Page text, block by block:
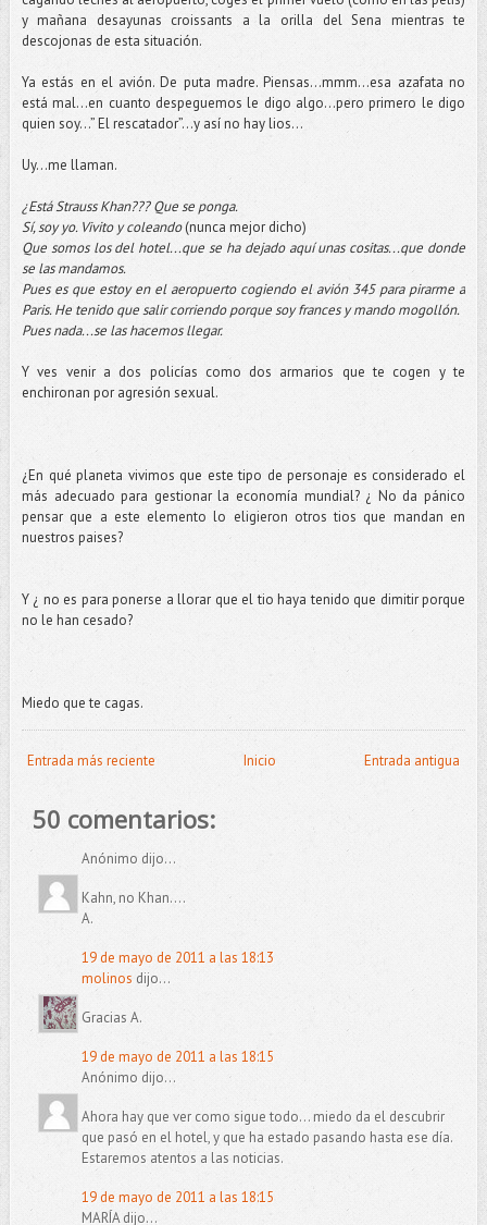
y mañana desayunas croissants a la orilla del Sena mientras te
descojonas de esta situación.
Ya estás en el avión. De puta madre. Piensas...mmm...esa azafata no
está mal…en cuanto despeguemos le digo algo…pero primero le digo
quien soy…” El rescatador”...y así no hay lios…
Uy...me llaman.
¿Está Strauss Khan??? Que se ponga.
Sí, soy yo. Vivito y coleando(nunca mejor dicho)
Que somos los del hotel...que se ha dejado aquí unas cositas...que donde
se las mandamos.
Pues es que estoy en el aeropuerto cogiendo el avión 345 para pirarme a
Paris. He tenido que salir corriendo porque soy frances y mando mogollón.
Pues nada...se las hacemos llegar.
Y ves venir a dos policías como dos armarios que te cogen y te
enchironan por agresión sexual.
¿En qué planeta vivimos que este tipo de personaje es considerado el
más adecuado para gestionar la economía mundial? ¿ No da pánico
pensar que a este elemento lo eligieron otros tios que mandan en
nuestros paises?
Y ¿ no es para ponerse a llorar que el tio haya tenido que dimitir porque
no le han cesado?
Miedo que te cagas.
Entrada más reciente Entrada antigua
Inicio
50 comentarios:
Anónimo dijo...
Kahn, no Khan....
A.
19 de mayo de 2011 a las 18:13
molinos dijo...
Gracias A.
19 de mayo de 2011 a las 18:15
Anónimo dijo...
Ahora hay que ver como sigue todo... miedo da el descubrir
que pasó en el hotel, y que ha estado pasando hasta ese día.
Estaremos atentos a las noticias.
19 de mayo de 2011 a las 18:15
MARÍA dijo...